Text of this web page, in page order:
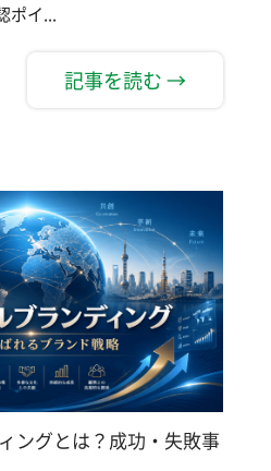
ポイ...
記事を読む →
ングとは？成功・失敗事